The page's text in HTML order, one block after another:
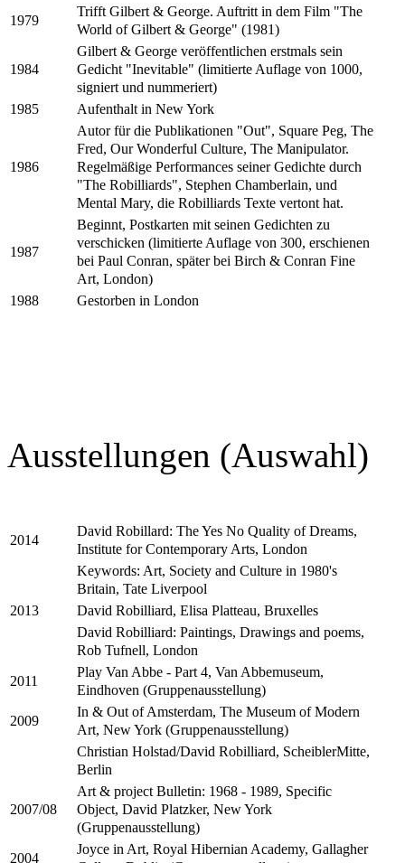
1979
Trifft Gilbert & George. Auftritt in dem Film "The
World of Gilbert & George" (1981)
1984
Gilbert & George veröffentlichen erstmals sein
Gedicht "Inevitable" (limitierte Auflage von 1000,
signiert und nummeriert)
1985 Aufenthalt in New York
1986
Autor für die Publikationen "Out", Square Peg, The
Fred, Our Wonderful Culture, The Manipulator.
Regelmäßige Performances seiner Gedichte durch
"The Robilliards", Stephen Chamberlain, und
Mental Mary, die Robilliards Texte vertont hat.
1987
Beginnt, Postkarten mit seinen Gedichten zu
verschicken (limitierte Auflage von 300, erschienen
bei Paul Conran, später bei Birch & Conran Fine
Art, London)
1988 Gestorben in London
Ausstellungen (Auswahl)
2014
David Robillard: The Yes No Quality of Dreams,
Institute for Contemporary Arts, London
Keywords: Art, Society and Culture in 1980's
Britain, Tate Liverpool
2013
David Robilliard, Elisa Platteau, Bruxelles
David Robilliard: Paintings, Drawings and poems,
Rob Tufnell, London
2011
Play Van Abbe - Part 4, Van Abbemuseum,
Eindhoven (Gruppenausstellung)
2009
In & Out of Amsterdam, The Museum of Modern
Art, New York (Gruppenausstellung)
Christian Holstad/David Robilliard, ScheiblerMitte,
Berlin
2007/08
Art & project Bulletin: 1968 - 1989, Specific
Object, David Platzker, New York
(Gruppenausstellung)
2004
Joyce in Art, Royal Hibernian Academy, Gallagher